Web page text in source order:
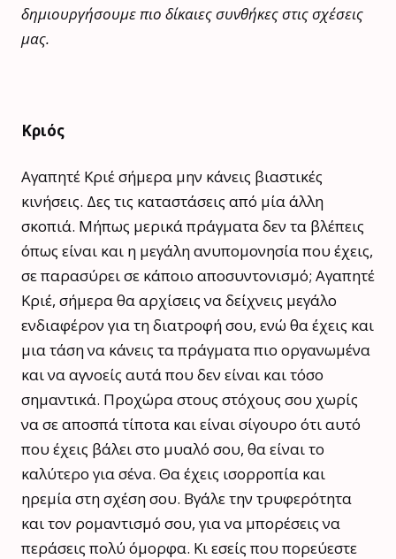
δημιουργήσουμε πιο δίκαιες συνθήκες στις σχέσεις
μας.
Κριός
Αγαπητέ Κριέ σήμερα μην κάνεις βιαστικές
κινήσεις. Δες τις καταστάσεις από μία άλλη
σκοπιά. Μήπως μερικά πράγματα δεν τα βλέπεις
όπως είναι και η μεγάλη ανυπομονησία που έχεις,
σε παρασύρει σε κάποιο αποσυντονισμό; Αγαπητέ
Κριέ, σήμερα θα αρχίσεις να δείχνεις μεγάλο
ενδιαφέρον για τη διατροφή σου, ενώ θα έχεις και
μια τάση να κάνεις τα πράγματα πιο οργανωμένα
και να αγνοείς αυτά που δεν είναι και τόσο
σημαντικά. Προχώρα στους στόχους σου χωρίς
να σε αποσπά τίποτα και είναι σίγουρο ότι αυτό
που έχεις βάλει στο μυαλό σου, θα είναι το
καλύτερο για σένα. Θα έχεις ισορροπία και
ηρεμία στη σχέση σου. Βγάλε την τρυφερότητα
και τον ρομαντισμό σου, για να μπορέσεις να
περάσεις πολύ όμορφα. Κι εσείς που πορεύεστε